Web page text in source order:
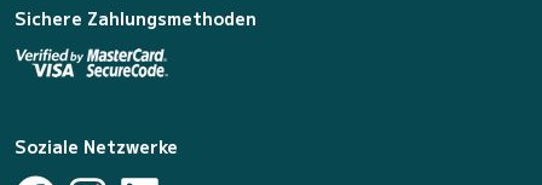
Sichere Zahlungsmethoden
Soziale Netzwerke